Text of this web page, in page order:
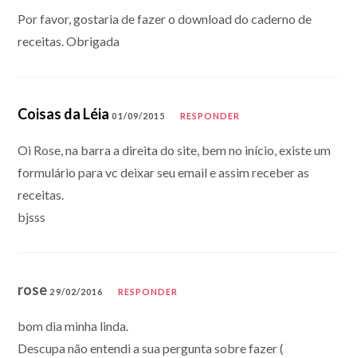
Por favor, gostaria de fazer o download do caderno de
receitas. Obrigada
Coisas da Léia 01/09/2015 RESPONDER
Oi Rose, na barra a direita do site, bem no início, existe um
formulário para vc deixar seu email e assim receber as
receitas.
bjsss
rose 29/02/2016 RESPONDER
bom dia minha linda.
Descupa não entendi a sua pergunta sobre fazer (